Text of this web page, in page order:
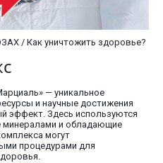
/ Как уничтожить здоровье?
— уникальное
и научные достижения
эффект. Здесь используются
и обладающие
могут
процедурами для